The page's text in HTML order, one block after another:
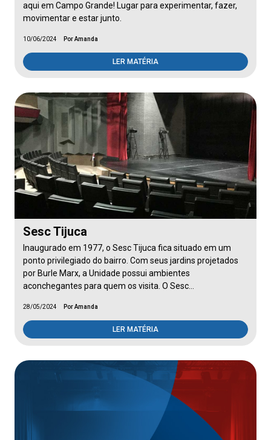
aqui em Campo Grande! Lugar para experimentar, fazer,
movimentar e estar junto.
10/06/2024 Por Amanda
LER MATÉRIA
Sesc Tijuca
Inaugurado em 1977, o Sesc Tijuca fica situado em um
ponto privilegiado do bairro. Com seus jardins projetados
por Burle Marx, a Unidade possui ambientes
aconchegantes para quem os visita. O Sesc…
28/05/2024 Por Amanda
LER MATÉRIA